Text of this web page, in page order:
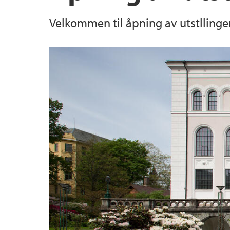
Hva kan du bli?
Instituttledelsen
Velkommen til åpning av